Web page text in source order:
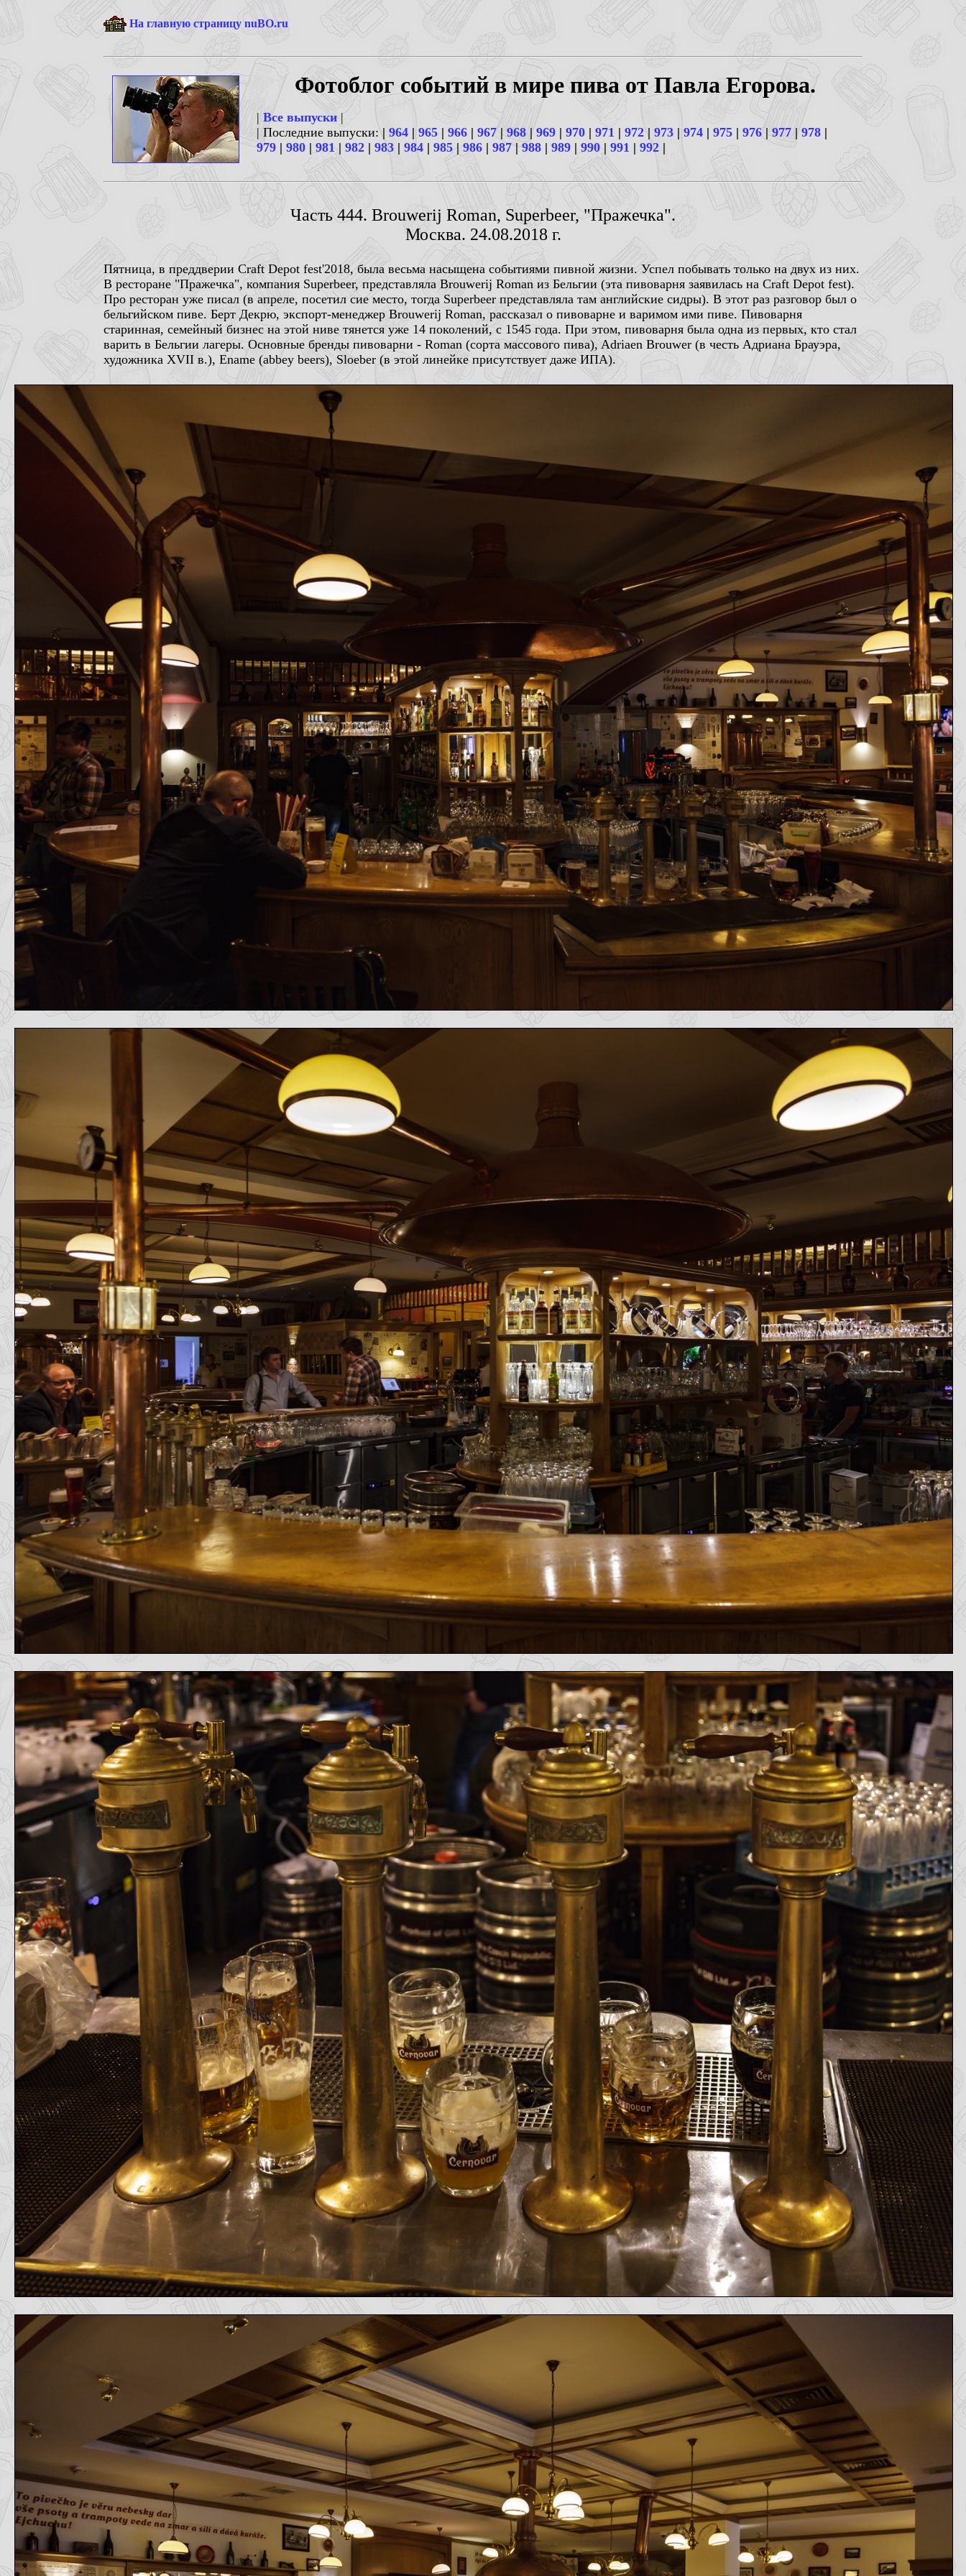
На главную страницу nuBO.ru
Фотоблог событий в мире пива от Павла Егорова.
| Все выпуски |
| Последние выпуски: | 964 | 965 | 966 | 967| 968 | 969 | 970 | 971 | 972 | 973 | 974 | 975 | 976| 977 | 978 |
979 | 980 | 981 | 982 | 983 | 984 | 985 | 986 | 987|988 | 989 | 990 | 991 | 992 |
Часть 444. Brouwerij Roman, Superbeer, "Пражечка".
Москва. 24.08.2018 г.
Пятница, в преддверии Craft Depot fest'2018, была весьма насыщена событиями пивной жизни. Успел побывать только на двух из них.
В ресторане "Пражечка", компания Superbeer, представляла Brouwerij Roman из Бельгии (эта пивоварня заявилась на Craft Depot fest).
Про ресторан уже писал (в апреле, посетил сие место, тогда Superbeer представляла там английские сидры). В этот раз разговор был о
бельгийском пиве. Берт Декрю, экспорт-менеджер Brouwerij Roman, рассказал о пивоварне и варимом ими пиве. Пивоварня
старинная, семейный бизнес на этой ниве тянется уже 14 поколений, с 1545 года. При этом, пивоварня была одна из первых, кто стал
варить в Бельгии лагеры. Основные бренды пивоварни - Roman (сорта массового пива), Adriaen Brouwer (в честь Адриана Брауэра,
художника XVII в.), Ename (abbey beers), Sloeber (в этой линейке присутствует даже ИПА).